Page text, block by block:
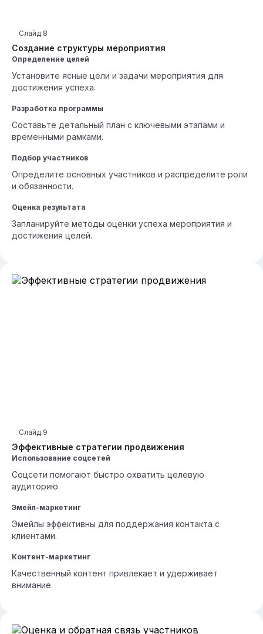
Создание структуры мероприятия
Слайд 8
Определение целей
Установите ясные цели и задачи мероприятия для
достижения успеха.
Разработка программы
Составьте детальный план с ключевыми этапами и
временными рамками.
Подбор участников
Определите основных участников и распределите роли
и обязанности.
Оценка результата
Запланируйте методы оценки успеха мероприятия и
достижения целей.
Эффективные стратегии продвижения
Слайд 9
Использование соцсетей
Соцсети помогают быстро охватить целевую
аудиторию.
Эмейл-маркетинг
Эмейлы эффективны для поддержания контакта с
клиентами.
Контент-маркетинг
Качественный контент привлекает и удерживает
внимание.